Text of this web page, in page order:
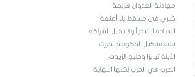
مهادنة العدوان هزيمة
كيري في مسقط بلا أقنعة
السيادة لا تتجزأ ولا تقبل الشراكة
تباب تشكيل الحكومة تحررت
الأبلة تيريزا وخليج الزيوت
الحرب هي الحرب لكنها النهاية